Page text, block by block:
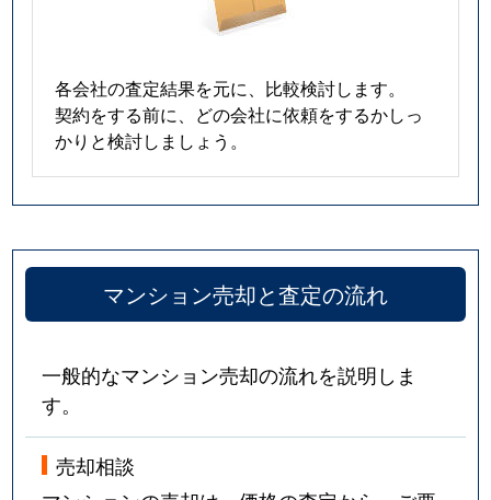
各会社の査定結果を元に、比較検討します。
契約をする前に、どの会社に依頼をするかしっ
かりと検討しましょう。
マンション売却と査定の流れ
一般的なマンション売却の流れを説明しま
す。
売却相談